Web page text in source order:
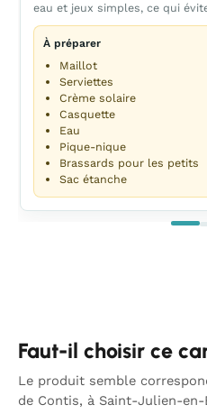
eau et jeux simples, ce qui
À préparer
Maillot
Serviettes
Crème solaire
Casquette
Eau
Pique-nique
Brassards pour les petits
Sac étanche
Faut-il choisir ce
Le produit semble
de Contis, à Saint-Julien-